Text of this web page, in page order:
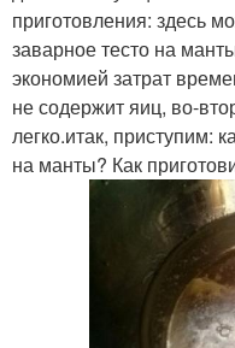
приготовления: здесь
заварное тесто на
экономией затрат
не содержит яиц, во-
легко.итак, приступим:
на манты? Как